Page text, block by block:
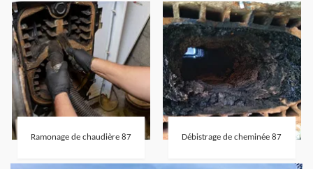
Ramonage de chaudière 87 Débistrage de cheminée 87